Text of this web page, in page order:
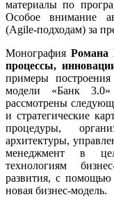
материалы по
Особое внимание
(Agile-подходам) за
МонографияРомана
процессы,
примеры
модели «Банк
рассмотрены
и стратегические
процедуры,
архитектуры,
менеджмент в
технологиям
развития, с помощью
новая бизнес-модель.